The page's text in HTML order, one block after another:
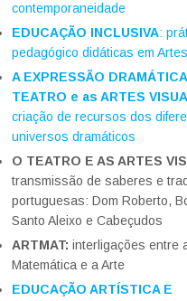
contemporaneidade
EDUCAÇÃO INCLUSIVA:
pedagógico didáticas em
A EXPRESSÃO
TEATRO e as ARTES
criação de recursos dos
universos dramáticos
O TEATRO E AS ARTES
transmissão de saberes e
portuguesas: Dom Roberto,
Santo Aleixo e Cabeçudos
ARTMAT: interligações entre
Matemática e a Arte
EDUCAÇÃO ARTÍSTICA E